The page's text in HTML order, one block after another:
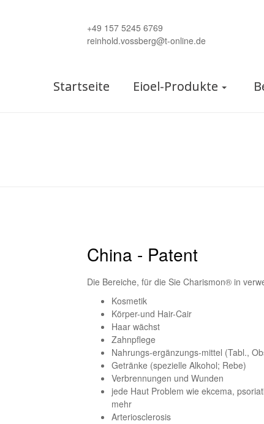
+49 157 5245 6769
reinhold.vossberg@t-online.de
Startseite Eioel-Produkte
China - Patent
Die Bereiche, für die Sie Charismon® in
Kosmetik
Körper-und Hair-Cair
Haar wächst
Zahnpflege
Nahrungs-ergänzungs-mittel (Tabl.,
Getränke (spezielle Alkohol; Rebe)
Verbrennungen und Wunden
jede Haut Problem wie ekcema,
mehr
Arteriosclerosis